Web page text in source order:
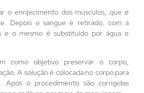
o enrijecimento dos músculos, que é
Depois o sangue é retirado, com a
e o mesmo é substituído por água e
como objetivo preservar o corpo,
A solução é colocada no corpo para
Após o procedimento são corrigidas